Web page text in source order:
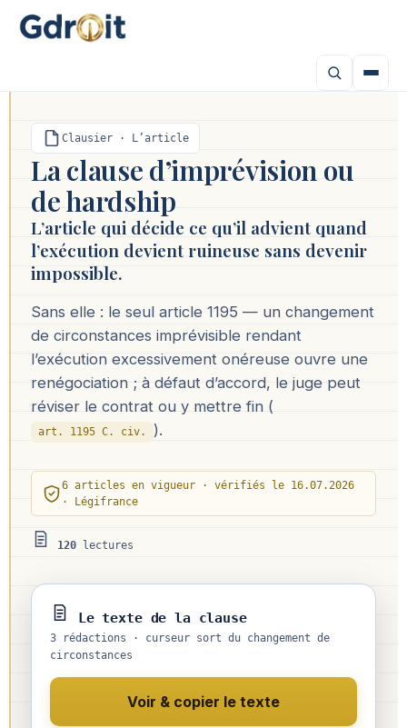
Clausier · L’article
La clause d’imprévision ou
de hardship
L’article qui décide ce qu’il advient quand
l’exécution devient ruineuse sans devenir
impossible.
Sans elle : le seul article 1195 — un changement
de circonstances imprévisible rendant
l’exécution excessivement onéreuse ouvre une
renégociation ; à défaut d’accord, le juge peut
réviser le contrat ou y mettre fin (
art. 1195 C. civ. ).
6 articles en vigueur · vérifiés le 16.07.2026
· Légifrance
120 lectures
Le texte de la clause
3 rédactions · curseur sort du changement de
circonstances
Voir & copier le texte